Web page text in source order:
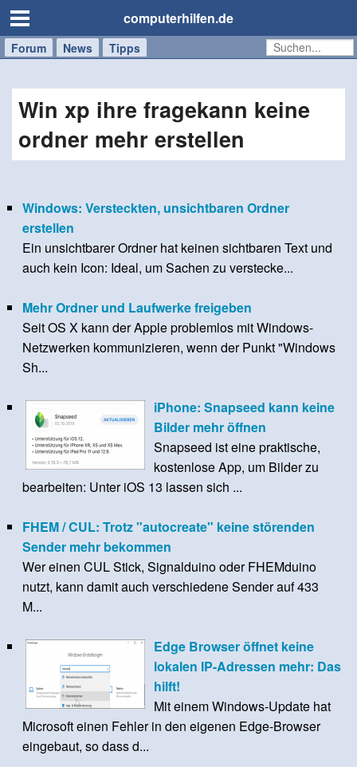
computerhilfen.de
Forum News Tipps
Handy
Windows
Mac
Win xp ihre fragekann keine
ordner mehr erstellen
Windows: Versteckten, unsichtbaren Ordner
erstellen
Ein unsichtbarer Ordner hat keinen sichtbaren Text und
auch kein Icon: Ideal, um Sachen zu verstecke...
Mehr Ordner und Laufwerke freigeben
Seit OS X kann der Apple problemlos mit Windows-
Netzwerken kommunizieren, wenn der Punkt "Windows
Sh...
iPhone: Snapseed kann keine
Bilder mehr öffnen
Snapseed ist eine praktische,
kostenlose App, um Bilder zu
bearbeiten: Unter iOS 13 lassen sich ...
FHEM / CUL: Trotz "autocreate" keine störenden
Sender mehr bekommen
Wer einen CUL Stick, Signalduino oder FHEMduino
nutzt, kann damit auch verschiedene Sender auf 433
M...
Edge Browser öffnet keine
lokalen IP-Adressen mehr: Das
hilft!
Mit einem Windows-Update hat
Microsoft einen Fehler in den eigenen Edge-Browser
eingebaut, so dass d...